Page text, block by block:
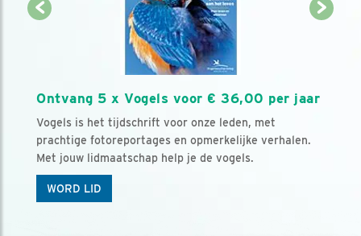
Ontvang 5 x Vogels voor € 36,00 per jaar
Vogels is het tijdschrift voor onze leden, met
prachtige fotoreportages en opmerkelijke verhalen.
Met jouw lidmaatschap help je de vogels.
WORD LID